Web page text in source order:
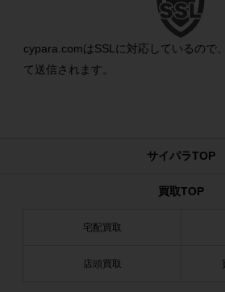
cypara.comはSSLに対応しているので
て送信されます。
サイパラTOP
買取TOP
宅配買取
店頭買取